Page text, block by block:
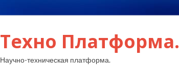
Техно Платформа.
Научно-техническая платформа.